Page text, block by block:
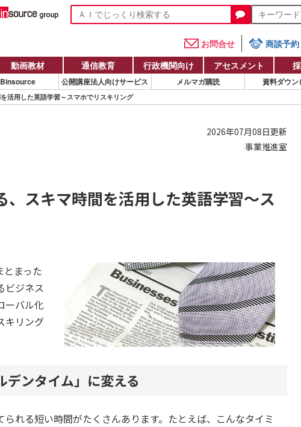
お問合せ 商談予約
動画教材 通信教育 行政機関向け アセスメント
公開講座法人向けサービス メルマガ購読 資料ダウン
活用した英語学習～スマホでリスキリング
2026年07月08日更新
事業推進室
、スキマ時間を活用した英語学習～ス
とまった
ビジネス
ーバル化
キリング
デンタイム」に変える
れる短い時間がたくさんあります。たとえば、こんなタイミ